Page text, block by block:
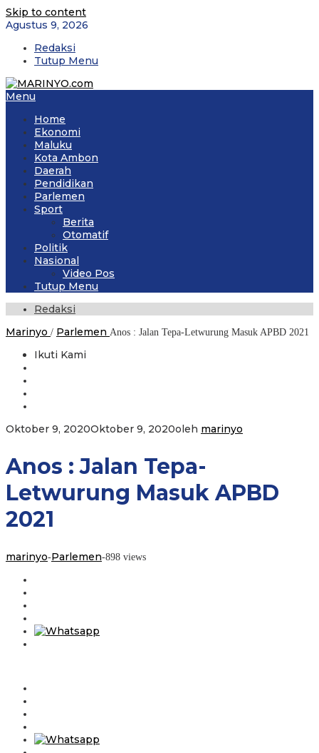
Skip to content
Agustus 9, 2026
Redaksi
Tutup Menu
Menu
Home
Ekonomi
Maluku
Kota Ambon
Daerah
Pendidikan
Parlemen
Sport
Berita
Otomatif
Politik
Nasional
Video Pos
Tutup Menu
Redaksi
Marinyo / Parlemen Anos : Jalan Tepa-Letwurung Masuk APBD 2021
Ikuti Kami
Oktober 9, 2020Oktober 9, 2020oleh marinyo
Anos : Jalan Tepa-
Letwurung Masuk APBD
2021
marinyo-Parlemen-898 views